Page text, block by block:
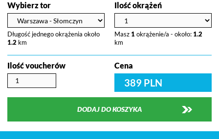
Wybierz tor
Długość jednego okrążenia około
1.2 km
Ilość okrążeń
Masz 1 okrążenie/a - około: 1.2
km
Ilość voucherów Cena
389 PLN
DODAJ DO KOSZYKA